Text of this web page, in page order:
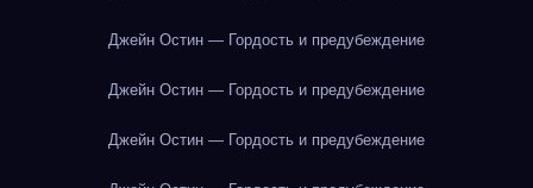
Джейн Остин — Гордость и предубеждение
Джейн Остин — Гордость и предубеждение
Джейн Остин — Гордость и предубеждение